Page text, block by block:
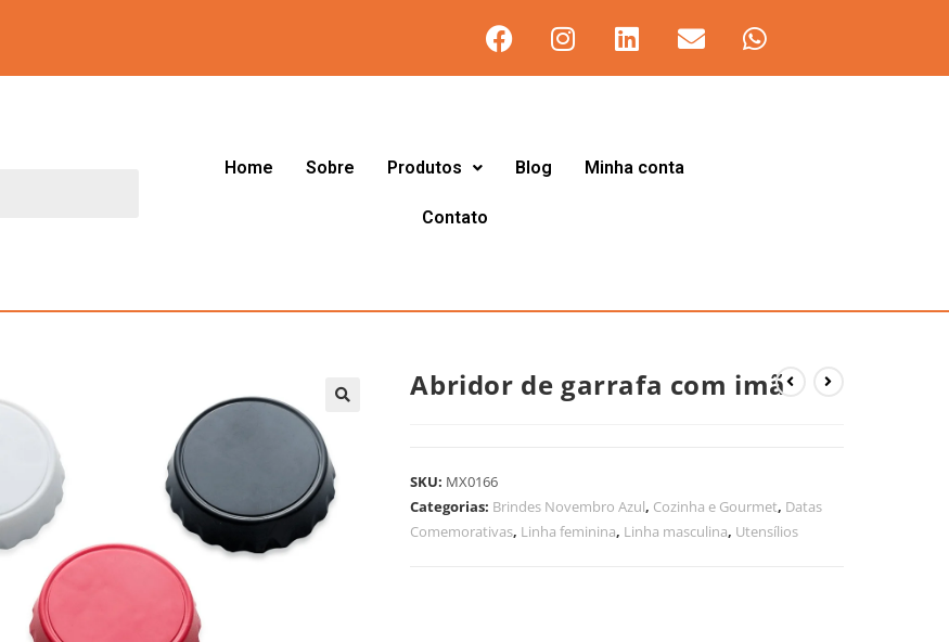
Home Sobre Produtos Blog Minha conta
Contato
Abridor de garrafa com imã
SKU: MX0166
Categorias: Brindes Novembro Azul, Cozinha e Gourmet, Datas
Comemorativas, Linha feminina, Linha masculina, Utensílios